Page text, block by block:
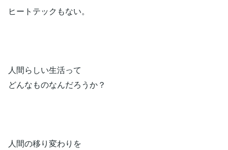
ヒートテックもない。
人間らしい生活って
どんなものなんだろうか？
人間の移り変わりを